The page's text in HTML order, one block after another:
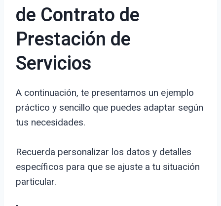
de Contrato de
Prestación de
Servicios
A continuación, te presentamos un ejemplo
práctico y sencillo que puedes adaptar según
tus necesidades.
Recuerda personalizar los datos y detalles
específicos para que se ajuste a tu situación
particular.